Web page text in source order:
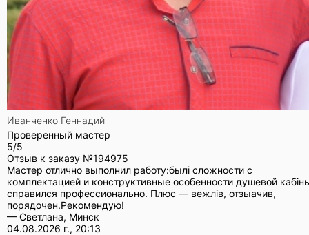
Иванченко Геннадий
Проверенный мастер
5/5
Отзыв к заказу №194975
Мастер отлично выполнил работу:былі сложности с
комплектацией и конструктивные особенности душевой
справился профессионально. Плюс — вежлів, отзыачив,
порядочен.Рекомендую!
— Светлана, Минск
04.08.2026 г., 20:13